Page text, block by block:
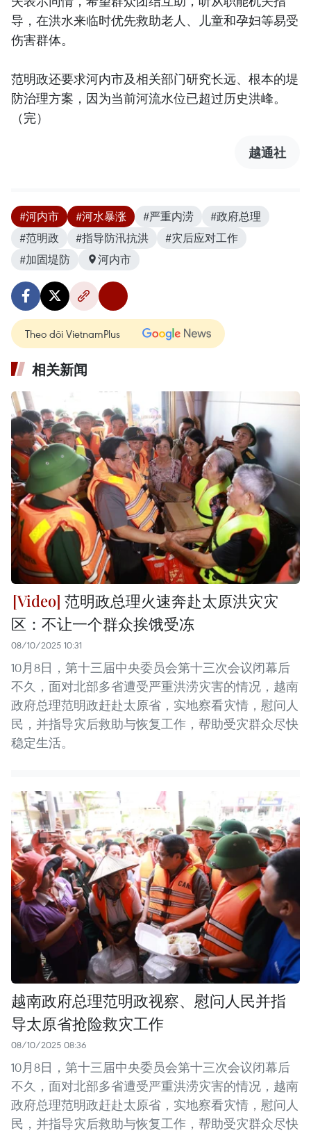
导，在洪水来临时优先救助老人、儿童和孕妇等易受
伤害群体。
范明政还要求河内市及相关部门研究长远、根本的堤
防治理方案，因为当前河流水位已超过历史洪峰。
（完）
越通社
#河内市 #河水暴涨 #严重内涝
#政府总理
#范明政
#指导防汛抗洪
#灾后应对工作
#加固堤防
河内市
Theo dõi VietnamPlus
相关新闻
范明政总理火速奔赴太原洪灾灾
区：不让一个群众挨饿受冻
08/10/2025 10:31
10月8日，第十三届中央委员会第十三次会议闭幕后
不久，面对北部多省遭受严重洪涝灾害的情况，越南
政府总理范明政赶赴太原省，实地察看灾情，慰问人
民，并指导灾后救助与恢复工作，帮助受灾群众尽快
稳定生活。
越南政府总理范明政视察、慰问人民并指
导太原省抢险救灾工作
08/10/2025 08:36
10月8日，第十三届中央委员会第十三次会议闭幕后
不久，面对北部多省遭受严重洪涝灾害的情况，越南
政府总理范明政赶赴太原省，实地察看灾情，慰问人
民，并指导灾后救助与恢复工作，帮助受灾群众尽快